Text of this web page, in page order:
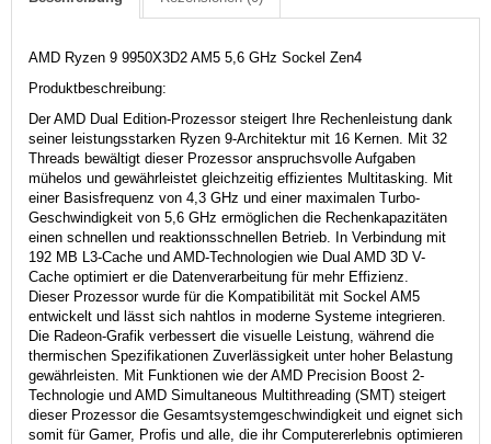
AMD Ryzen 9 9950X3D2 AM5 5,6 GHz Sockel Zen4
Produktbeschreibung:
Der AMD Dual Edition-Prozessor steigert Ihre Rechenleistung dank
seiner leistungsstarken Ryzen 9-Architektur mit 16 Kernen. Mit 32
Threads bewältigt dieser Prozessor anspruchsvolle Aufgaben
mühelos und gewährleistet gleichzeitig effizientes Multitasking. Mit
einer Basisfrequenz von 4,3 GHz und einer maximalen Turbo-
Geschwindigkeit von 5,6 GHz ermöglichen die Rechenkapazitäten
einen schnellen und reaktionsschnellen Betrieb. In Verbindung mit
192 MB L3-Cache und AMD-Technologien wie Dual AMD 3D V-
Cache optimiert er die Datenverarbeitung für mehr Effizienz.
Dieser Prozessor wurde für die Kompatibilität mit Sockel AM5
entwickelt und lässt sich nahtlos in moderne Systeme integrieren.
Die Radeon-Grafik verbessert die visuelle Leistung, während die
thermischen Spezifikationen Zuverlässigkeit unter hoher Belastung
gewährleisten. Mit Funktionen wie der AMD Precision Boost 2-
Technologie und AMD Simultaneous Multithreading (SMT) steigert
dieser Prozessor die Gesamtsystemgeschwindigkeit und eignet sich
somit für Gamer, Profis und alle, die ihr Computererlebnis optimieren